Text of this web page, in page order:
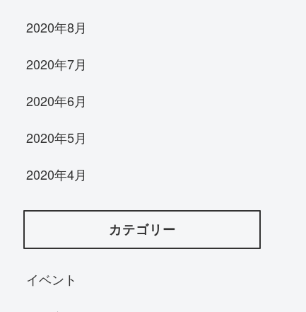
2020年8月
2020年7月
2020年6月
2020年5月
2020年4月
カテゴリー
イベント